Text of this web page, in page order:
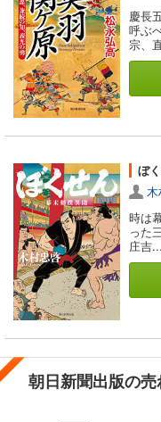
慶長
呼ぶ
宗、
ぼ
時は
った
庄吉...
朝日新聞出版の